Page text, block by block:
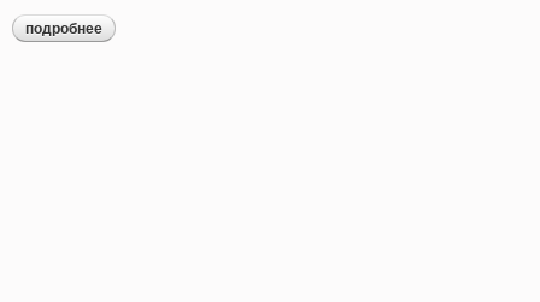
подробнее о экскурсия «в гостях у дядюшки поэта»